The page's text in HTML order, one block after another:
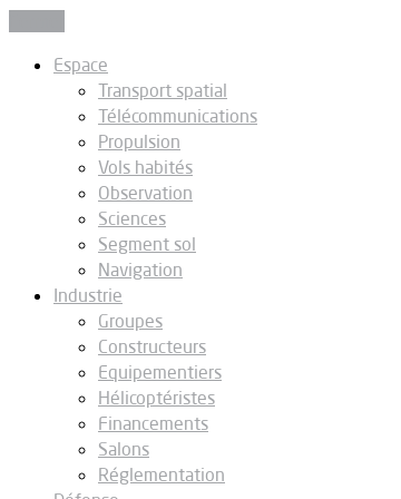
Espace
Transport spatial
Télécommunications
Propulsion
Vols habités
Observation
Sciences
Segment sol
Navigation
Industrie
Groupes
Constructeurs
Equipementiers
Hélicoptéristes
Financements
Salons
Réglementation